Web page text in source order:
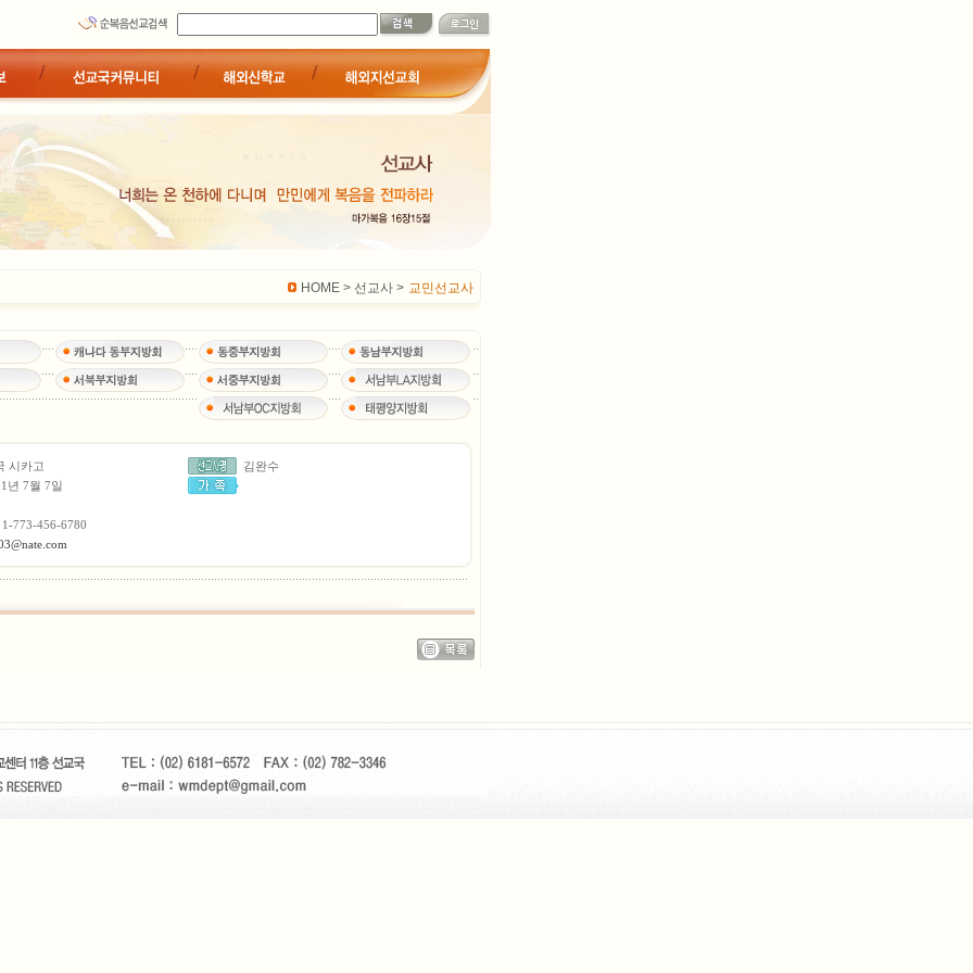
HOME > 선교사 > 교민선교사
시카고
김완수
년 7월 7일
1-773-456-6780